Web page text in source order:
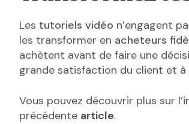
Les tutoriels vidéo n’engagent
les transformer en acheteurs
achètent avant de faire une
grande satisfaction du client et à
Vous pouvez découvrir plus sur
précédente article.